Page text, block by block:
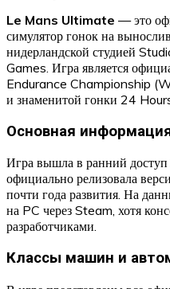
Le Mans Ultimate — это
симулятор гонок на
нидерландской студией
Games. Игра является
Endurance Championship
и знаменитой гонки 24
Основная
Игра вышла в ранний
официально релизовала
почти года развития. На
на PC через Steam, хотя
разработчиками.
Классы машин и